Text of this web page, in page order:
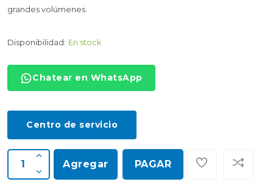
grandes volúmenes.
Disponibilidad: En stock
Chatear en WhatsApp
Centro de servicio
Agregar PAGAR